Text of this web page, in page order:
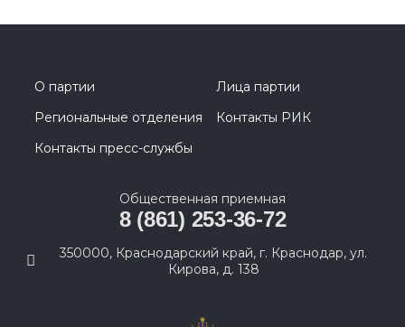
О партии
Лица партии
Региональные отделения
Контакты РИК
Контакты пресс-службы
Общественная приемная
8 (861) 253-36-72
350000, Краснодарский край, г. Краснодар, ул.
Кирова, д. 138